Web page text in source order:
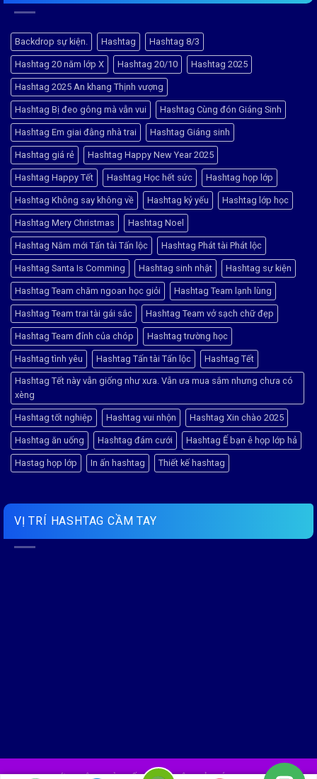
Xuân
Bắc
–
Giao
Nhanh,
Giá
Linh
Đàm:
Hướng
Dẫn
Tìm
1
Địa
Chỉ
Uy
Tín
Nhất
Backdrop sự kiện. Hashtag Hashtag 8/3
Hashtag 20 năm lớp X Hashtag 20/10 Hashtag 2025
Hashtag 2025 An khang Thịnh vượng
Hashtag Bị đeo gông mà vẫn vui Hashtag Cùng đón Giáng Sinh
Hashtag Em giai đằng nhà trai Hashtag Giáng sinh
Hashtag giá rẻ Hashtag Happy New Year 2025
Hashtag Happy Tết Hashtag Học hết sức Hashtag họp lớp
Hashtag Không say không về Hashtag kỷ yếu Hashtag lớp học
Hashtag Mery Christmas Hashtag Noel
Hashtag Năm mới Tấn tài Tấn lộc Hashtag Phát tài Phát lộc
Hashtag Santa Is Comming Hashtag sinh nhật Hashtag sự kiện
Hashtag Team chăm ngoan học giỏi Hashtag Team lạnh lùng
Hashtag Team trai tài gái sắc Hashtag Team vở sạch chữ đẹp
Hashtag Team đỉnh của chóp Hashtag trường học
Hashtag tình yêu Hashtag Tấn tài Tấn lộc Hashtag Tết
Hashtag Tết này vẫn giống như xưa. Vẫn ưa mua sắm nhưng chưa có
xèng
Hashtag tốt nghiệp Hashtag vui nhộn Hashtag Xin chào 2025
Hashtag ăn uống Hashtag đám cưới Hashtag Ế bạn ê họp lớp hả
Hastag họp lớp In ấn hashtag Thiết kế hashtag
VỊ TRÍ HASHTAG CẦM TAY